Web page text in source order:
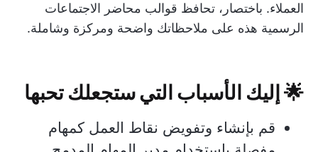
العملاء. باختصار، تحافظ قوالب محاضر الاجتماعات
الرسمية هذه على ملاحظاتك واضحة ومركزة وشاملة.
🌟 إليك الأسباب التي ستجعلك تحبها
قم بإنشاء وتفويض نقاط العمل كمهام